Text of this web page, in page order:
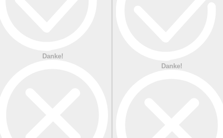
Danke!
Danke!